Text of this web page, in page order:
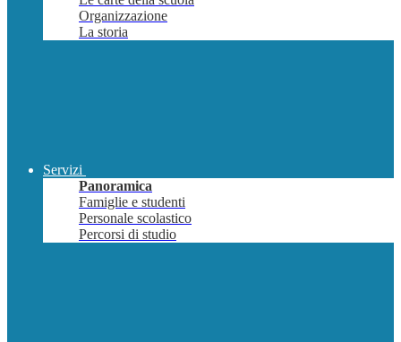
Organizzazione
La storia
Servizi
Panoramica
Famiglie e studenti
Personale scolastico
Percorsi di studio